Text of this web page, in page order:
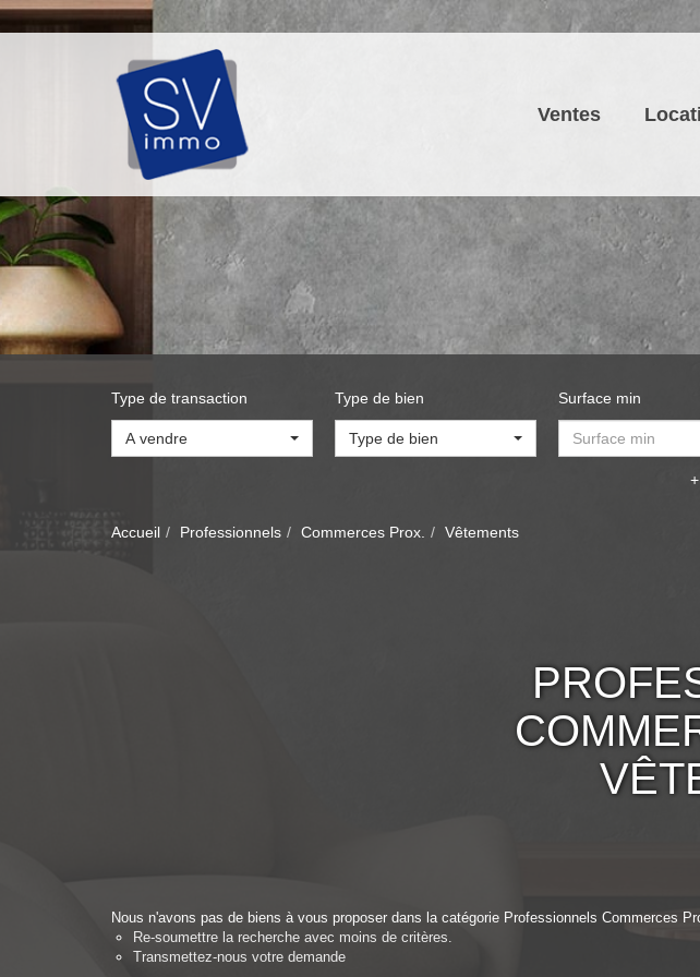
Ventes
Type de transaction
A vendre
Type de bien
Type de bien
Surface min
Accueil Professionnels Commerces Prox. Vêtements
Nous n'avons pas de biens à vous proposer dans la catégorie Professionnels Commerces
Re-soumettre la recherche avec moins de critères.
Transmettez-nous votre demande